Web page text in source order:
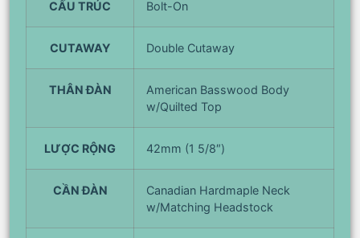
CẤU TRÚC Bolt-On
CUTAWAY Double Cutaway
THÂN ĐÀN
American Basswood Body
w/Quilted Top
LƯỢC RỘNG 42mm (1 5/8″)
CẦN ĐÀN
Canadian Hardmaple Neck
w/Matching Headstock